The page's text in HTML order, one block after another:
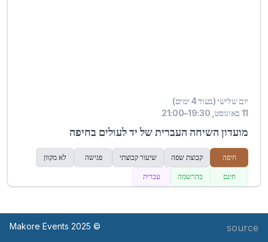
יום שלישי (בעוד 4 ימים)
11 באוגוסט, 19:30–21:00
מועדון השיחה העברית של יד לעולים בחיפה
חיפה קבוצת שפה שיעור קבוצתי פגישה לא מקוון
חינם בהרשמה עברית
source
© Makore Events 2025